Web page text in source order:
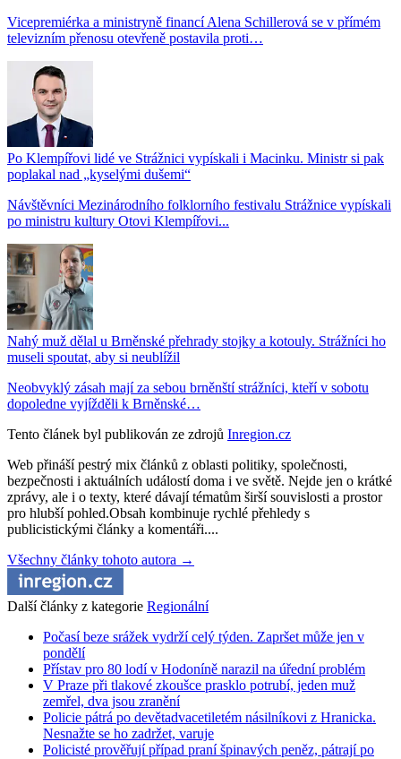
Vicepremiérka a ministryně financí Alena Schillerová se v přímém
televizním přenosu otevřeně postavila proti…
Po Klempířovi lidé ve Strážnici vypískali i Macinku. Ministr si pak
poplakal nad „kyselými dušemi“
Návštěvníci Mezinárodního folklorního festivalu Strážnice vypískali
po ministru kultury Otovi Klempířovi...
Nahý muž dělal u Brněnské přehrady stojky a kotouly. Strážníci ho
museli spoutat, aby si neublížil
Neobvyklý zásah mají za sebou brněnští strážníci, kteří v sobotu
dopoledne vyjížděli k Brněnské…
Tento článek byl publikován ze zdrojů Inregion.cz
Web přináší pestrý mix článků z oblasti politiky, společnosti,
bezpečnosti i aktuálních událostí doma i ve světě. Nejde jen o krátké
zprávy, ale i o texty, které dávají tématům širší souvislosti a prostor
pro hlubší pohled.Obsah kombinuje rychlé přehledy s
publicistickými články a komentáři....
Všechny články tohoto autora →
Další články z kategorie Regionální
Počasí beze srážek vydrží celý týden. Zapršet může jen v
pondělí
Přístav pro 80 lodí v Hodoníně narazil na úřední problém
V Praze při tlakové zkoušce prasklo potrubí, jeden muž
zemřel, dva jsou zranění
Policie pátrá po devětadvacetiletém násilníkovi z Hranicka.
Nesnažte se ho zadržet, varuje
Policisté prověřují případ praní špinavých peněz, pátrají po